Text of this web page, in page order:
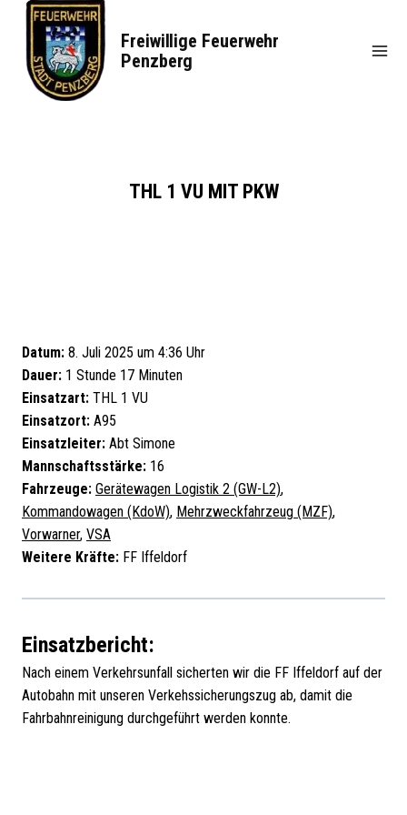
springen
Freiwillige Feuerwehr
Penzberg
THL 1 VU MIT PKW
Datum: 8. Juli 2025 um 4:36 Uhr
Dauer: 1 Stunde 17 Minuten
Einsatzart: THL 1 VU
Einsatzort: A95
Einsatzleiter: Abt Simone
Mannschaftsstärke: 16
Fahrzeuge: Gerätewagen Logistik 2 (GW-L2),
Kommandowagen (KdoW), Mehrzweckfahrzeug (MZF),
Vorwarner, VSA
Weitere Kräfte: FF Iffeldorf
Einsatzbericht:
Nach einem Verkehrsunfall sicherten wir die FF Iffeldorf auf der
Autobahn mit unseren Verkehssicherungszug ab, damit die
Fahrbahnreinigung durchgeführt werden konnte.